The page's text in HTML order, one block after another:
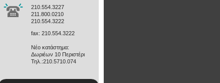
210.554.3227
211.800.0210
210.554.3222
fax: 210.554.3222
Νέο κατάστημα:
Δωριέων 10 Περιστέρι
Τηλ.:210.5710.074